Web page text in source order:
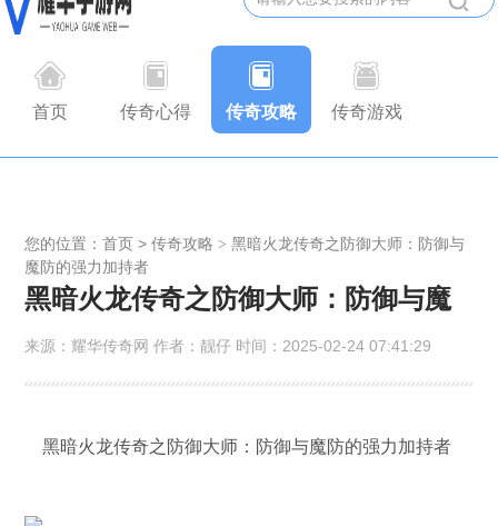
首页 传奇心得 传奇攻略 传奇游戏
您的位置：首页 >传奇攻略 >黑暗火龙传奇之防御大师：防御与
魔防的强力加持者
黑暗火龙传奇之防御大师：防御与魔
防的强力加持者
来源：耀华传奇网 作者：靓仔 时间：2025-02-24 07:41:29
黑暗火龙传奇之防御大师：防御与魔防的强力加持者